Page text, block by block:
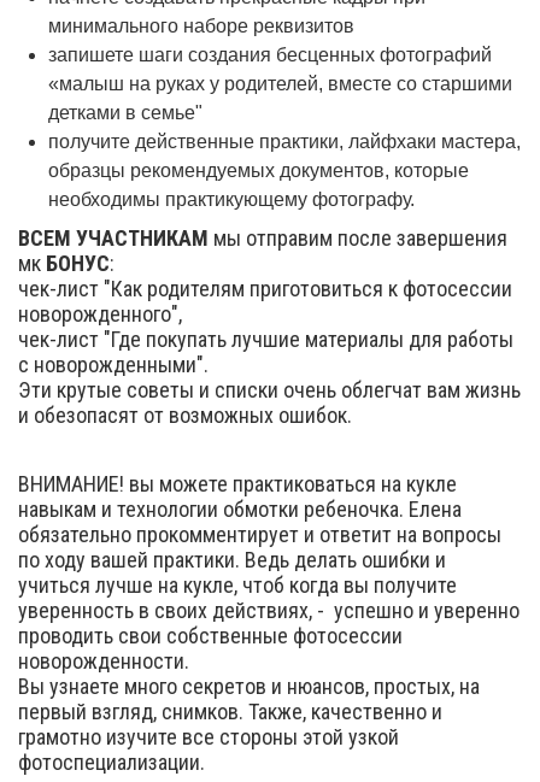
минимального наборе реквизитов
запишете шаги создания бесценных фотографий
«малыш на руках у родителей, вместе со старшими
детками в семье"
получите действенные практики, лайфхаки мастера,
образцы рекомендуемых документов, которые
необходимы практикующему фотографу.
ВСЕМ УЧАСТНИКАМ мы отправим после завершения
мк БОНУС:
чек-лист "Как родителям приготовиться к фотосессии
новорожденного",
чек-лист "Где покупать лучшие материалы для работы
с новорожденными".
Эти крутые советы и списки очень облегчат вам жизнь
и обезопасят от возможных ошибок.
ВНИМАНИЕ! вы можете практиковаться на кукле
навыкам и технологии обмотки ребеночка. Елена
обязательно прокомментирует и ответит на вопросы
по ходу вашей практики. Ведь делать ошибки и
учиться лучше на кукле, чтоб когда вы получите
уверенность в своих действиях, - успешно и уверенно
проводить свои собственные фотосессии
новорожденности.
Вы узнаете много секретов и нюансов, простых, на
первый взгляд, снимков. Также, качественно и
грамотно изучите все стороны этой узкой
фотоспециализации.